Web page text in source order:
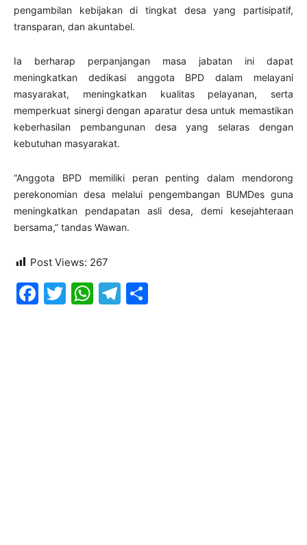
pengambilan kebijakan di tingkat desa yang partisipatif,
transparan, dan akuntabel.
Ia berharap perpanjangan masa jabatan ini dapat
meningkatkan dedikasi anggota BPD dalam melayani
masyarakat, meningkatkan kualitas pelayanan, serta
memperkuat sinergi dengan aparatur desa untuk memastikan
keberhasilan pembangunan desa yang selaras dengan
kebutuhan masyarakat.
“Anggota BPD memiliki peran penting dalam mendorong
perekonomian desa melalui pengembangan BUMDes guna
meningkatkan pendapatan asli desa, demi kesejahteraan
bersama,” tandas Wawan.
Post Views: 267
Facebook
Twitter
WhatsApp
Telegram